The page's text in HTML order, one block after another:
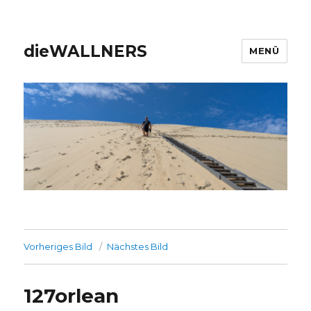
dieWALLNERS MENÜ
Vorheriges Bild Nächstes Bild
127orlean